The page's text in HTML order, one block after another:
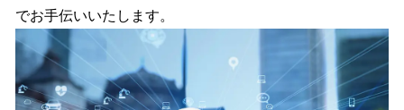
でお手伝いいたします。